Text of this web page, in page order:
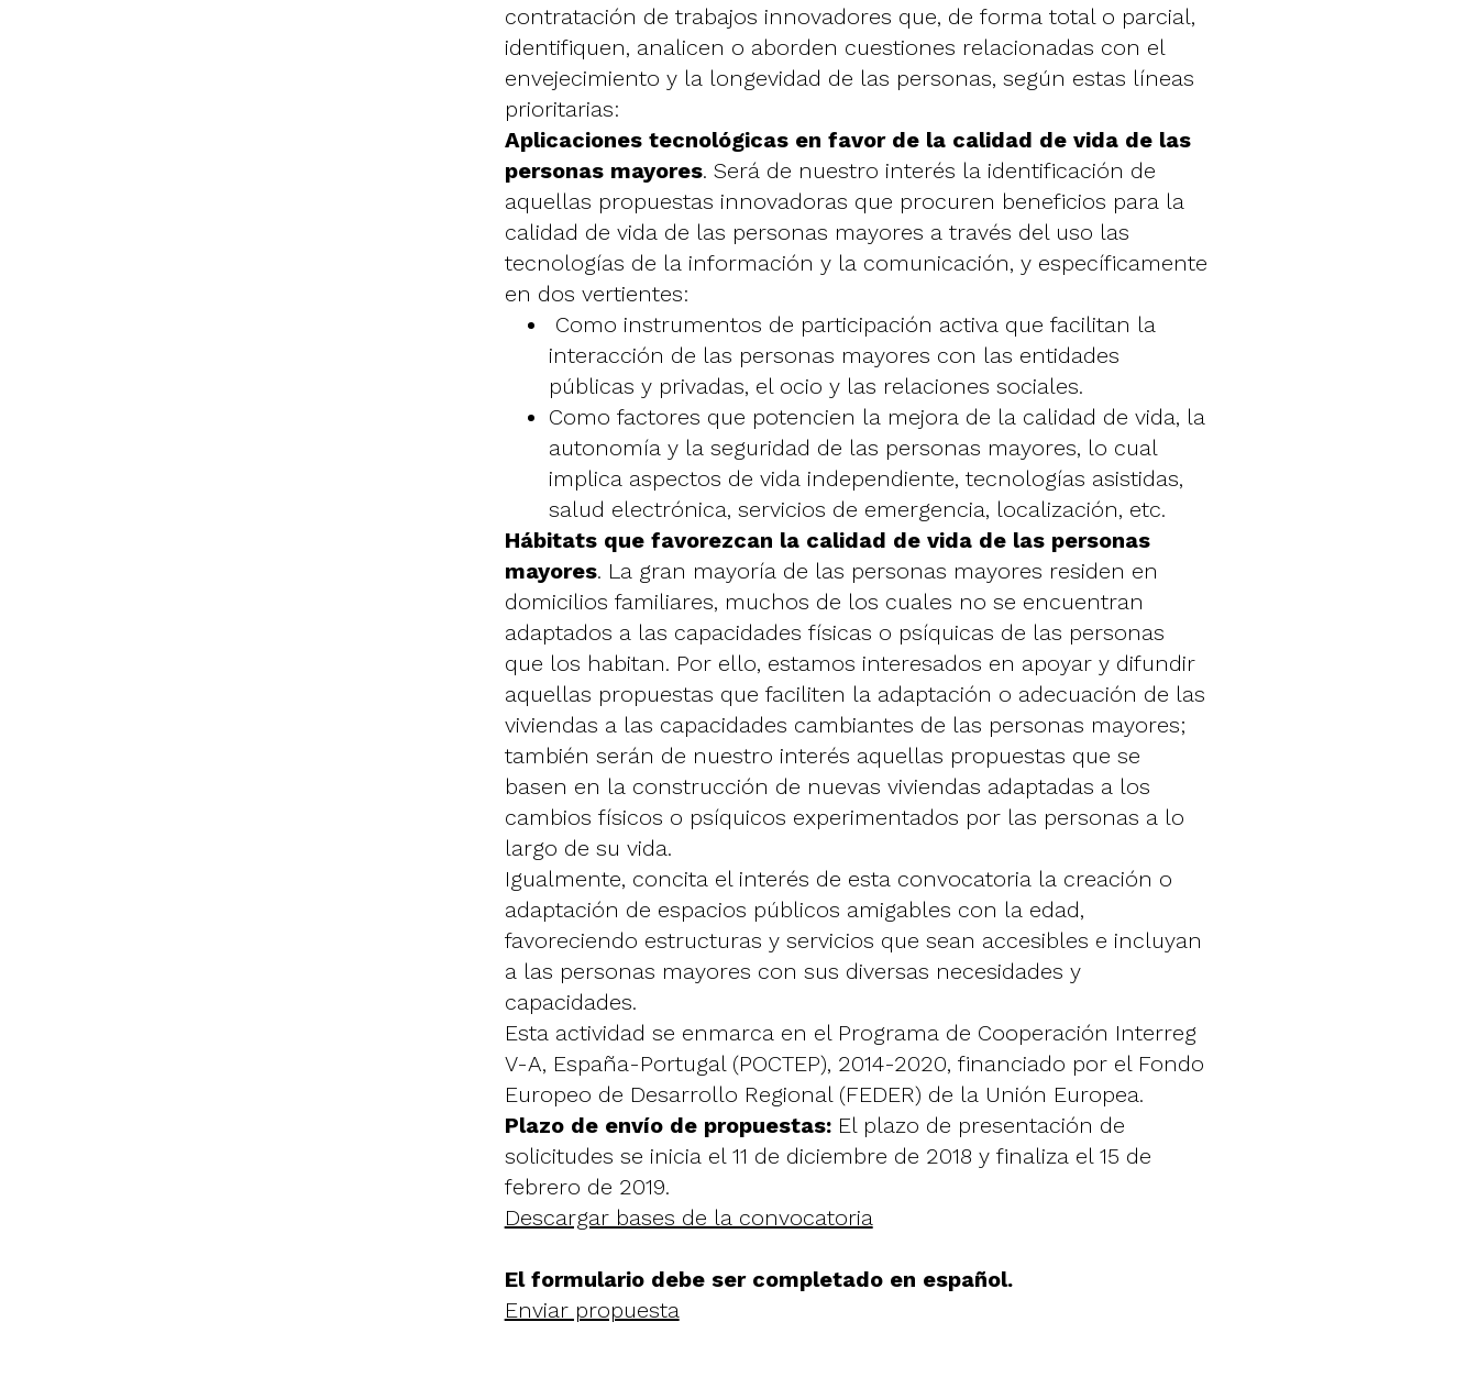
contratación de trabajos innovadores que, de forma total o parcial,
identifiquen, analicen o aborden cuestiones relacionadas con el
envejecimiento y la longevidad de las personas, según estas líneas
prioritarias:
Aplicaciones tecnológicas en favor de la calidad de vida de las
personas mayores. Será de nuestro interés la identificación de
aquellas propuestas innovadoras que procuren beneficios para la
calidad de vida de las personas mayores a través del uso las
tecnologías de la información y la comunicación, y específicamente
en dos vertientes:
Como instrumentos de participación activa que facilitan la
interacción de las personas mayores con las entidades
públicas y privadas, el ocio y las relaciones sociales.
Como factores que potencien la mejora de la calidad de vida, la
autonomía y la seguridad de las personas mayores, lo cual
implica aspectos de vida independiente, tecnologías asistidas,
salud electrónica, servicios de emergencia, localización, etc.
Hábitats que favorezcan la calidad de vida de las personas
mayores. La gran mayoría de las personas mayores residen en
domicilios familiares, muchos de los cuales no se encuentran
adaptados a las capacidades físicas o psíquicas de las personas
que los habitan. Por ello, estamos interesados en apoyar y difundir
aquellas propuestas que faciliten la adaptación o adecuación de las
viviendas a las capacidades cambiantes de las personas mayores;
también serán de nuestro interés aquellas propuestas que se
basen en la construcción de nuevas viviendas adaptadas a los
cambios físicos o psíquicos experimentados por las personas a lo
largo de su vida.
Igualmente, concita el interés de esta convocatoria la creación o
adaptación de espacios públicos amigables con la edad,
favoreciendo estructuras y servicios que sean accesibles e incluyan
a las personas mayores con sus diversas necesidades y
capacidades.
Esta actividad se enmarca en el Programa de Cooperación Interreg
V-A, España-Portugal (POCTEP), 2014-2020, financiado por el Fondo
Europeo de Desarrollo Regional (FEDER) de la Unión Europea.
Plazo de envío de propuestas:El plazo de presentación de
solicitudes se inicia el 11 de diciembre de 2018 y finaliza el 15 de
febrero de 2019.
Descargar bases de la convocatoria
El formulario debe ser completado en español.
Enviar propuesta